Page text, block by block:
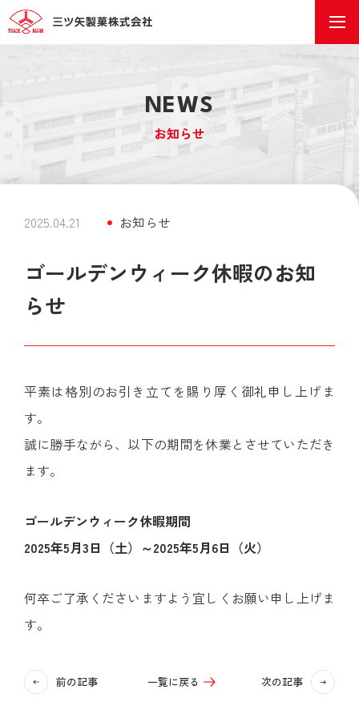
NEWS
お知らせ
2025.04.21 お知らせ
ゴールデンウィーク休暇のお知
らせ
平素は格別のお引き立てを賜り厚く御礼申し上げま
す。
誠に勝手ながら、以下の期間を休業とさせていただき
ます。
ゴールデンウィーク休暇期間
2025年5月3日（土）～2025年5月6日（火）
何卒ご了承くださいますよう宜しくお願い申し上げま
す。
前の記事 一覧に戻る 次の記事